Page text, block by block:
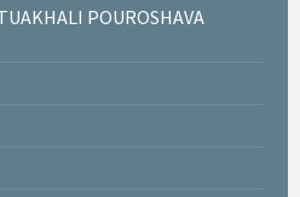
POUROSHAVA